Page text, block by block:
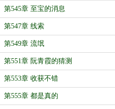
第545章 至宝的消息
第547章 线索
第549章 流氓
第551章 阮青霞的猜测
第553章 收获不错
第555章 都是真的